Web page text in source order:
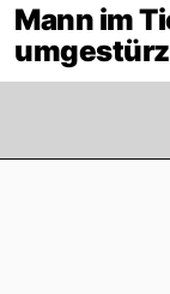
Mann im